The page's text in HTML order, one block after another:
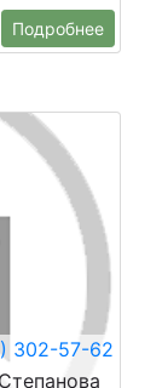
Подробнее
302-57-62